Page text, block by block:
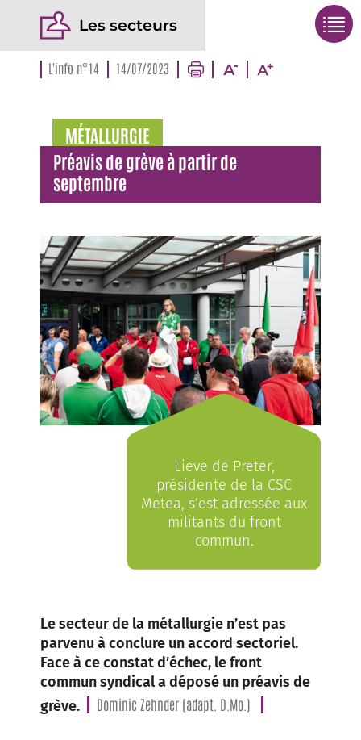
Les secteurs
L'info n°14 14/07/2023
MÉTALLURGIE
Préavis de grève à partir de
septembre
Lieve de Preter,
présidente de la CSC
Metea, s’est adressée aux
militants du front
commun.
Le secteur de la métallurgie n’est pas
parvenu à conclure un accord sectoriel.
Face à ce constat d’échec, le front
commun syndical a déposé un préavis de
grève.
Dominic Zehnder (adapt. D.Mo.)